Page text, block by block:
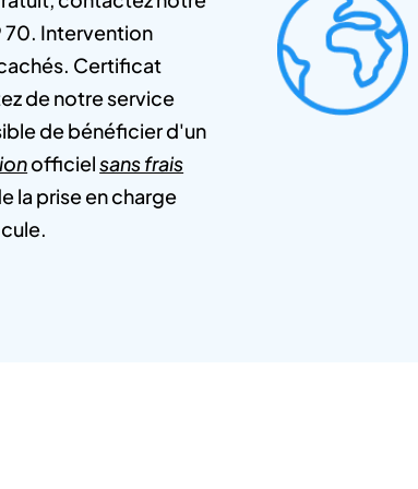
70. Intervention
Certificat
de notre service
de bénéficier d'un
officielsans frais
la prise en charge